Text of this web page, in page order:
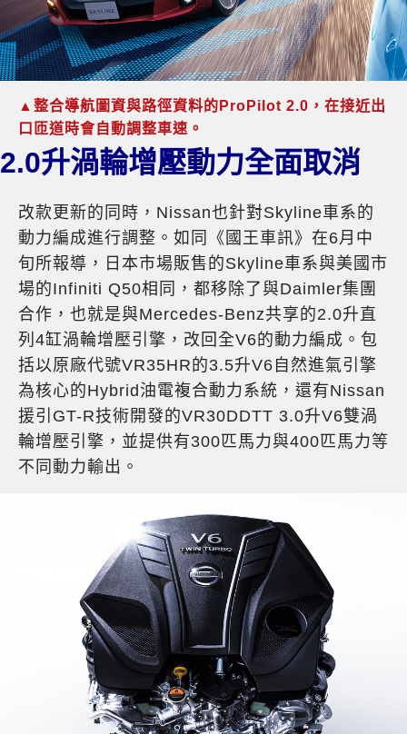
▲整合導航圖資與路徑資料的ProPilot 2.0，在接近出
口匝道時會自動調整車速。
2.0升渦輪增壓動力全面取消
改款更新的同時，Nissan也針對Skyline車系的
動力編成進行調整。如同《國王車訊》在6月中
旬所報導，日本市場販售的Skyline車系與美國市
場的Infiniti Q50相同，都移除了與Daimler集團
合作，也就是與Mercedes-Benz共享的2.0升直
列4缸渦輪增壓引擎，改回全V6的動力編成。包
括以原廠代號VR35HR的3.5升V6自然進氣引擎
為核心的Hybrid油電複合動力系統，還有Nissan
援引GT-R技術開發的VR30DDTT 3.0升V6雙渦
輪增壓引擎，並提供有300匹馬力與400匹馬力等
不同動力輸出。